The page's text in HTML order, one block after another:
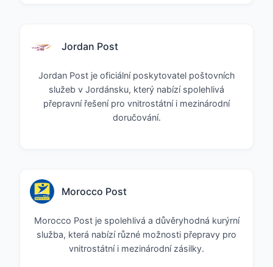
Jordan Post
Jordan Post je oficiální poskytovatel poštovních
služeb v Jordánsku, který nabízí spolehlivá
přepravní řešení pro vnitrostátní i mezinárodní
doručování.
Morocco Post
Morocco Post je spolehlivá a důvěryhodná kurýrní
služba, která nabízí různé možnosti přepravy pro
vnitrostátní i mezinárodní zásilky.